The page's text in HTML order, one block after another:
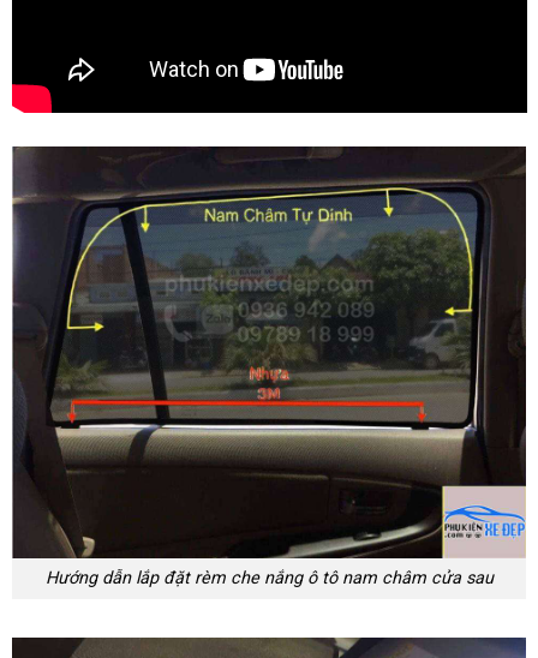
Hướng dẫn lắp đặt rèm che nắng ô tô nam châm cửa sau